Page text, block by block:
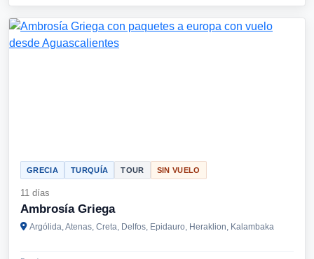
GRECIA TURQUÍA TOUR SIN VUELO
11 días
Ambrosía Griega
Argólida, Atenas, Creta, Delfos, Epidauro, Heraklion, Kalambaka